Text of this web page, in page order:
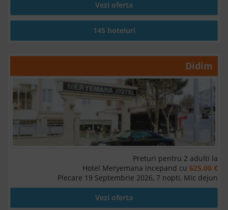
Vezi oferta
145 hoteluri
Didim
Preturi pentru 2 adulti la
Hotel Meryemana incepand cu 625.00 €
Plecare 19 Septembrie 2026, 7 nopti, Mic dejun
Vezi oferta